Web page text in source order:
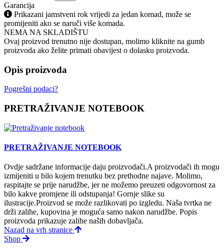
Garancija
Prikazani jamstveni rok vrijedi za jedan komad, može se
promijeniti ako se naruči više komada.
NEMA NA SKLADIŠTU
Ovaj proizvod trenutno nije dostupan, molimo kliknite na gumb
proizvoda ako želite primati obavijest o dolasku proizvoda.
Opis proizvoda
Pogrešni podaci?
PRETRAŽIVANJE NOTEBOOK
PRETRAŽIVANJE NOTEBOOK
Ovdje sadržane informacije daju proizvodači.A proizvodači ih mogu
izmijeniti u bilo kojem trenutku bez prethodne najave. Molimo,
raspitajte se prije narudžbe, jer ne možemo preuzeti odgovornost za
bilo kakve promjene ili odstupanja! Gornje slike su
ilustracije.Proizvod se može razlikovati po izgledu. Naša tvrtka ne
drži zalihe, kupovina je moguća samo nakon narudžbe. Popis
proizvoda prikazuje zalihe naših dobavljača.
Nazad na vrh stranice
Shop